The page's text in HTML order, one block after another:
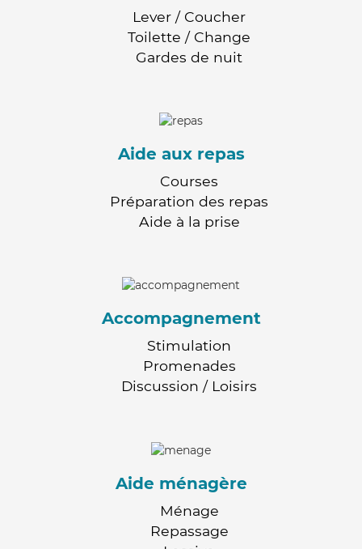
Lever / Coucher
Toilette / Change
Gardes de nuit
Aide aux repas
Courses
Préparation des repas
Aide à la prise
Accompagnement
Stimulation
Promenades
Discussion / Loisirs
Aide ménagère
Ménage
Repassage